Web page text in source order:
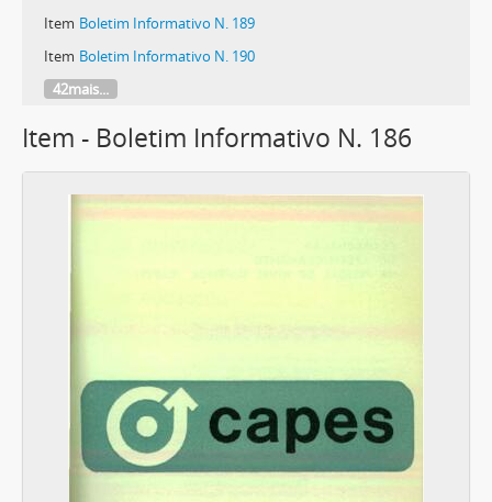
Item Boletim Informativo N. 189
Item Boletim Informativo N. 190
42mais...
Item - Boletim Informativo N. 186